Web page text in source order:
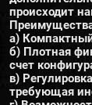
происходит
а)
б) Плотная
счет
в)
требующая